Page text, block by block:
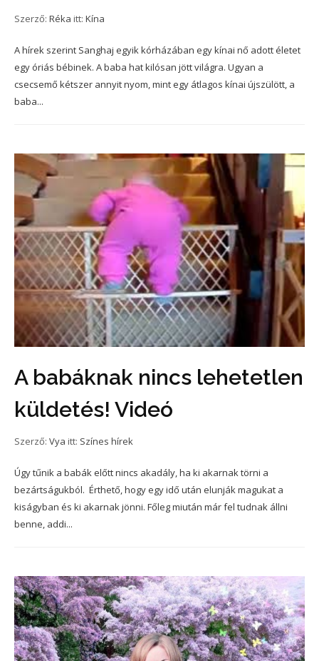
Szerző: Réka itt: Kína
A hírek szerint Sanghaj egyik kórházában egy kínai nő adott életet
egy óriás bébinek. A baba hat kilósan jött világra. Ugyan a
csecsemő kétszer annyit nyom, mint egy átlagos kínai újszülött, a
baba...
A babáknak nincs lehetetlen
küldetés! Videó
Szerző: Vya itt: Színes hírek
Úgy tűnik a babák előtt nincs akadály, ha ki akarnak törni a
bezártságukból. Érthető, hogy egy idő után elunják magukat a
kiságyban és ki akarnak jönni. Főleg miután már fel tudnak állni
benne, addi...